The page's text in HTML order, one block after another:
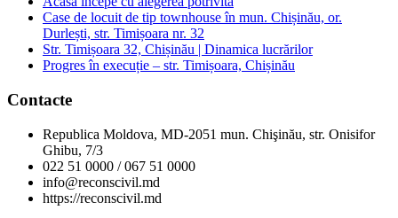
Case de locuit de tip townhouse în mun. Chișinău, or.
Durlești, str. Timișoara nr. 32
Str. Timișoara 32, Chișinău | Dinamica lucrărilor
Progres în execuție – str. Timișoara, Chișinău
Contacte
Republica Moldova, MD-2051 mun. Chişinău, str. Onisifor
Ghibu, 7/3
022 51 0000 / 067 51 0000
info@reconscivil.md
https://reconscivil.md